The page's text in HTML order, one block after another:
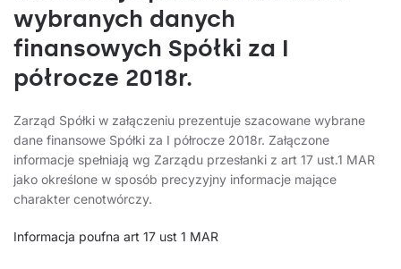
wybranych danych
finansowych Spółki za I
półrocze 2018r.
Zarząd Spółki w załączeniu prezentuje szacowane wybrane
dane finansowe Spółki za I półrocze 2018r. Załączone
informacje spełniają wg Zarządu przesłanki z art 17 ust.1 MAR
jako określone w sposób precyzyjny informacje mające
charakter cenotwórczy.
Informacja poufna art 17 ust 1 MAR